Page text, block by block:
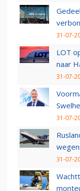
31-07-
LOT
naar
31-07-
31-07-
31-07-